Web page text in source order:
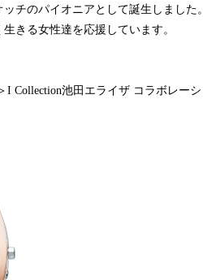
ッチのパイオニアとして誕生しまし
きる女性達を応援しています。
I Collection池田エライザ コラボレー